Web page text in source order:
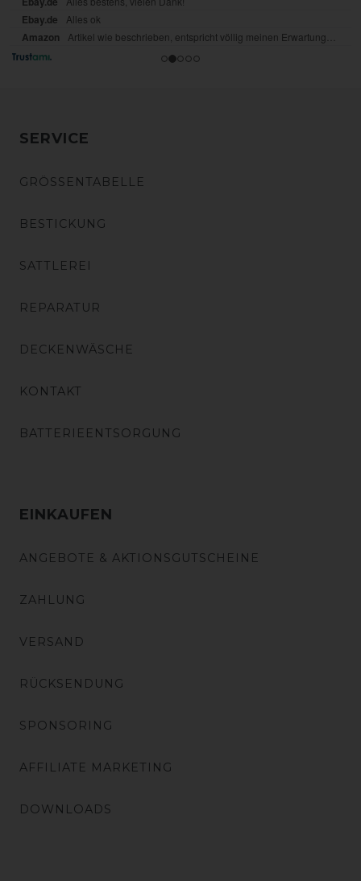
SERVICE
GRÖSSENTABELLE
BESTICKUNG
SATTLEREI
REPARATUR
DECKENWÄSCHE
KONTAKT
BATTERIEENTSORGUNG
EINKAUFEN
ANGEBOTE & AKTIONSGUTSCHEINE
ZAHLUNG
VERSAND
RÜCKSENDUNG
SPONSORING
AFFILIATE MARKETING
DOWNLOADS